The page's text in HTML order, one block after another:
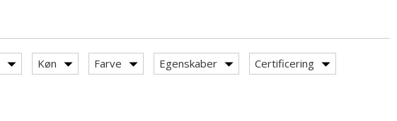
Køn Farve Egenskaber Certificering